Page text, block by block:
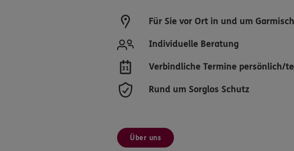
Für Sie vor Ort in und um
Individuelle Beratung
Verbindliche Termine persönlich/
Rund um Sorglos Schutz
Über uns